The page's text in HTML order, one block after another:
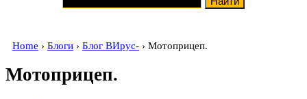
Home › Блоги › Блог ВИрус- › Мотоприцеп.
Мотоприцеп.